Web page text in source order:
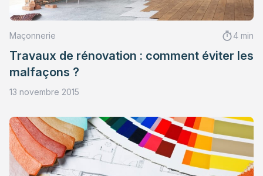
Maçonnerie 4 min
Travaux de rénovation : comment éviter les
malfaçons ?
13 novembre 2015